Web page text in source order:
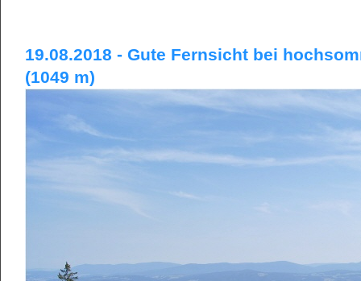
19.08.2018 - Gute Fernsicht bei
(1049 m)